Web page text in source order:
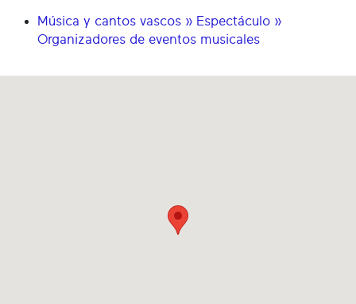
Música y cantos vascos » Espectáculo »
Organizadores de eventos musicales